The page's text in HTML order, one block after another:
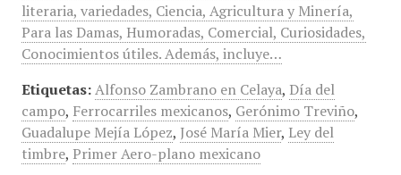
literaria, variedades, Ciencia, Agricultura y Minería,
Para las Damas, Humoradas, Comercial, Curiosidades,
Conocimientos útiles. Además, incluye…
Etiquetas: Alfonso Zambrano en Celaya, Día del
campo, Ferrocarriles mexicanos, Gerónimo Treviño,
Guadalupe Mejía López, José María Mier, Ley del
timbre, Primer Aero-plano mexicano